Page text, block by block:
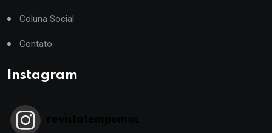
Coluna Social
Contato
Instagram